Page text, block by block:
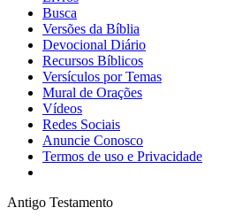
Busca
Versões da Bíblia
Devocional Diário
Recursos Bíblicos
Versículos por Temas
Mural de Orações
Vídeos
Redes Sociais
Anuncie Conosco
Termos de uso e Privacidade
Antigo Testamento